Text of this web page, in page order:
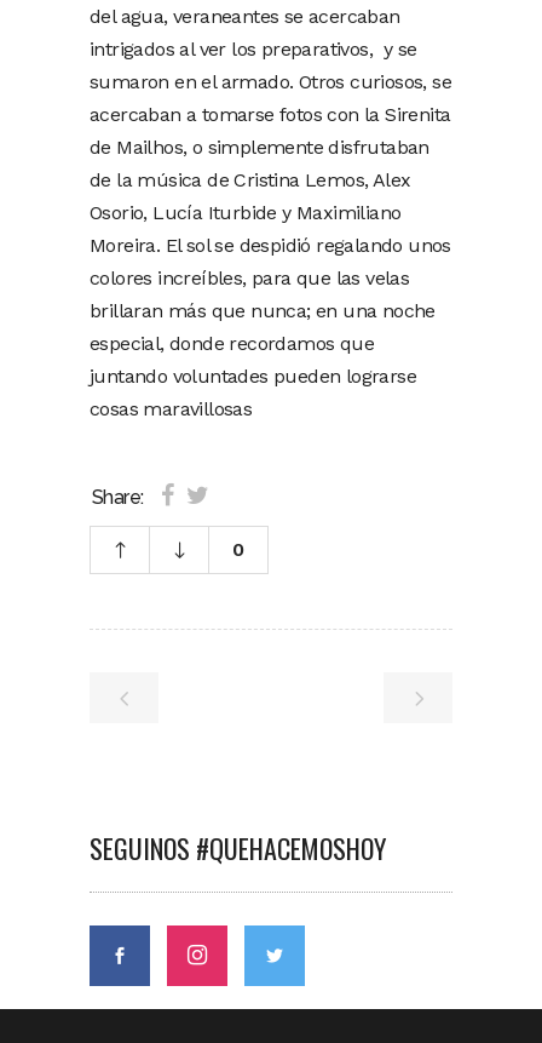
del agua, veraneantes se acercaban
intrigados al ver los preparativos, y se
sumaron en el armado. Otros curiosos, se
acercaban a tomarse fotos con la Sirenita
de Mailhos, o simplemente disfrutaban
de la música de Cristina Lemos, Alex
Osorio, Lucía Iturbide y Maximiliano
Moreira. El sol se despidió regalando unos
colores increíbles, para que las velas
brillaran más que nunca; en una noche
especial, donde recordamos que
juntando voluntades pueden lograrse
cosas maravillosas
Share:
0
SEGUINOS #QUEHACEMOSHOY